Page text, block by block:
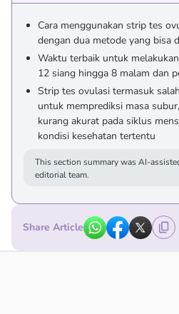
Cara menggunakan strip tes
dengan dua metode yang bisa
Waktu terbaik untuk
12 siang hingga 8 malam dan
Strip tes ovulasi termasuk
untuk memprediksi masa
kurang akurat pada siklus
kondisi kesehatan tertentu
This section summary was AI-
editorial team.
Share Article